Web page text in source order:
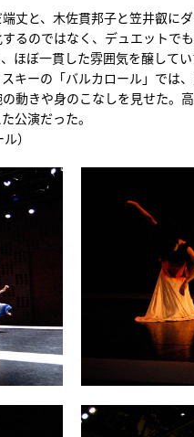
丈と、木佐貫邦子と笠井叡に
るのではなく、デュエットで
ほぼ一貫した雰囲気を醸して
キーの「バルカロール」では
動きや身のこなしを見せた。
公演だった。
）